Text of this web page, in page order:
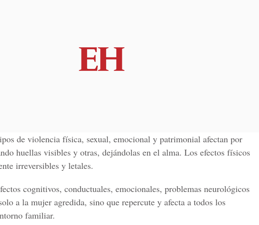
de violencia física, sexual, emocional y patrimonial afectan por
huellas visibles y otras, dejándolas en el alma. Los efectos físicos
irreversibles y letales.
cognitivos, conductuales, emocionales, problemas neurológicos
a la mujer agredida, sino que repercute y afecta a todos los
familiar.